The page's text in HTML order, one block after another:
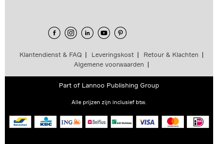
Klantendienst & FAQ Leveringskost
Retour & Klachten
Algemene voorwaarden
Part of Lannoo Publishing Group
Alle prijzen zijn inclusief btw.